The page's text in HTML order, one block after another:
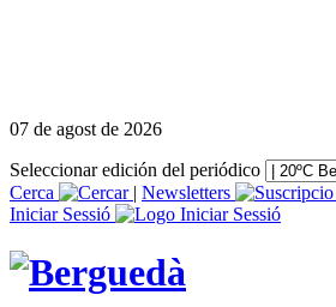
07 de agost de 2026
Seleccionar edición del periódico
Cerca
| Newsletters
Iniciar Sessió